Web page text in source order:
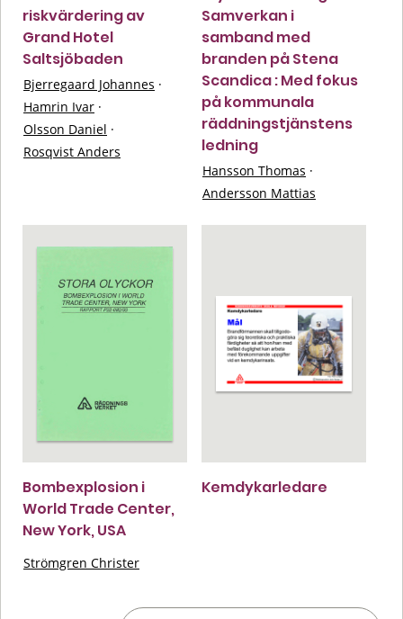
riskvärdering av
Grand Hotel
Saltsjöbaden
Bjerregaard Johannes ·
Hamrin Ivar ·
Olsson Daniel ·
Rosqvist Anders
Samverkan i
samband med
branden på Stena
Scandica : Med fokus
på kommunala
räddningstjänstens
ledning
Hansson Thomas ·
Andersson Mattias
Bombexplosion i
World Trade Center,
New York, USA
Strömgren Christer
Kemdykarledare